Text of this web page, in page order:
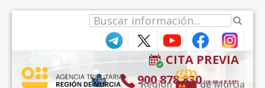
CITA PREVIA
900 878 830 (9:00-18:30*)